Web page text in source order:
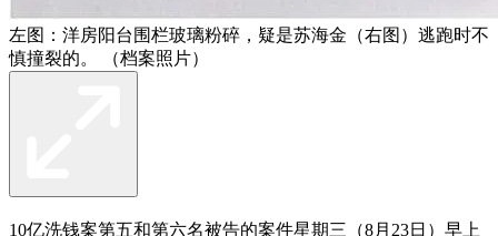
左图：洋房阳台围栏玻璃粉碎，疑是苏海金（右图）逃跑时不
慎撞裂的。 （档案照片）
10亿洗钱案第五和第六名被告的案件星期三（8月23日）早上